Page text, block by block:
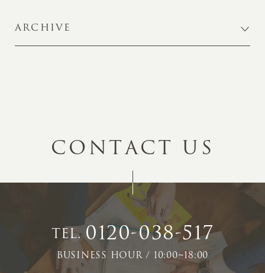
ARCHIVE
CONTACT US
TEL.0120-038-517
BUSINESS HOUR / 10:00~18:00